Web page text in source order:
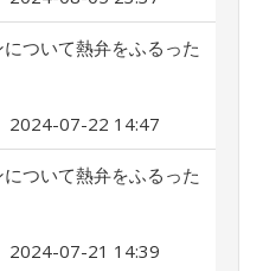
について熱弁をふるった
2024-07-22 14:47
について熱弁をふるった
2024-07-21 14:39